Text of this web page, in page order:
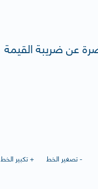
عن ضريبة القيمة
+ تكبير الخط
- تصغير الخط